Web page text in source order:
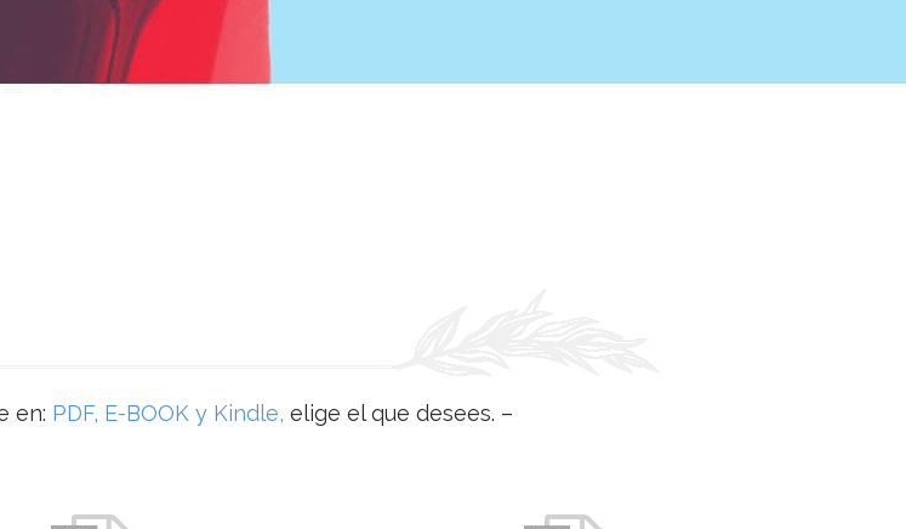
en: PDF, E-BOOK y Kindle, elige el que desees. –